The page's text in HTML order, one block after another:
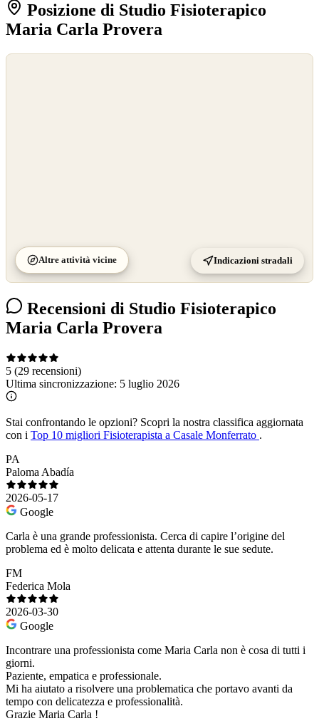
Posizione di Studio Fisioterapico
Maria Carla Provera
Altre attività vicine Indicazioni stradali
Recensioni di Studio Fisioterapico
Maria Carla Provera
5 (29 recensioni)
Ultima sincronizzazione: 5 luglio 2026
Stai confrontando le opzioni? Scopri la nostra classifica aggiornata
con i Top 10 migliori Fisioterapista a Casale Monferrato .
PA
Paloma Abadía
2026-05-17
Google
Carla è una grande professionista. Cerca di capire l’origine del
problema ed è molto delicata e attenta durante le sue sedute.
FM
Federica Mola
2026-03-30
Google
Incontrare una professionista come Maria Carla non è cosa di tutti i
giorni.
Paziente, empatica e professionale.
Mi ha aiutato a risolvere una problematica che portavo avanti da
tempo con delicatezza e professionalità.
Grazie Maria Carla !